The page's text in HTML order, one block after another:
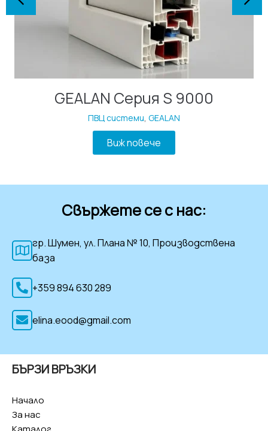
GEALAN Серия S 9000
ПВЦ системи, GEALAN
Виж повече
Свържете се с нас:
гр. Шумен, ул. Плана № 10, Производствена
база
+359 894 630 289
elina.eood@gmail.com
БЪРЗИ ВРЪЗКИ
Начало
За нас